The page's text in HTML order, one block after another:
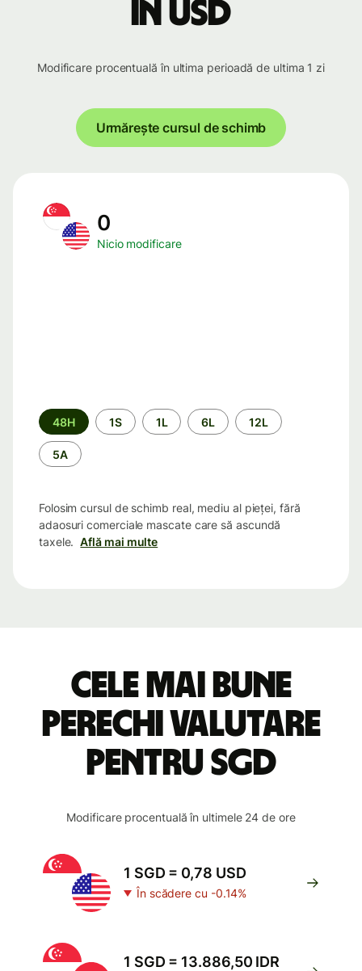
în USD
Modificare procentuală în ultima perioadă de ultima 1 zi
Urmărește cursul de schimb
0
Nicio modificare
Perioada
48H 1S 1L 6L 12L
5A
Folosim cursul de schimb real, mediu al pieței, fără
adaosuri comerciale mascate care să ascundă
taxele. Află mai multe
Cele mai bune
perechi valutare
pentru SGD
Modificare procentuală în ultimele 24 de ore
1 SGD = 0,78 USD
În scădere cu -0.14%
1 SGD = 13.886,50 IDR